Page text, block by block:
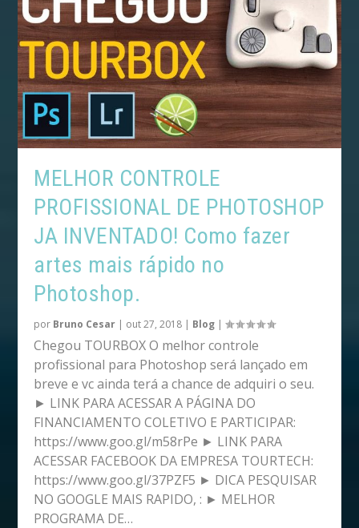
MELHOR CONTROLE
PROFISSIONAL DE PHOTOSHOP
JA INVENTADO! Como fazer
artes mais rápido no
Photoshop.
por Bruno Cesar | out 27, 2018 | Blog |
Chegou TOURBOX O melhor controle
profissional para Photoshop será lançado em
breve e vc ainda terá a chance de adquiri o seu.
► LINK PARA ACESSAR A PÁGINA DO
FINANCIAMENTO COLETIVO E PARTICIPAR:
https://www.goo.gl/m58rPe ► LINK PARA
ACESSAR FACEBOOK DA EMPRESA TOURTECH:
https://www.goo.gl/37PZF5 ► DICA PESQUISAR
NO GOOGLE MAIS RAPIDO, : ► MELHOR
PROGRAMA DE…